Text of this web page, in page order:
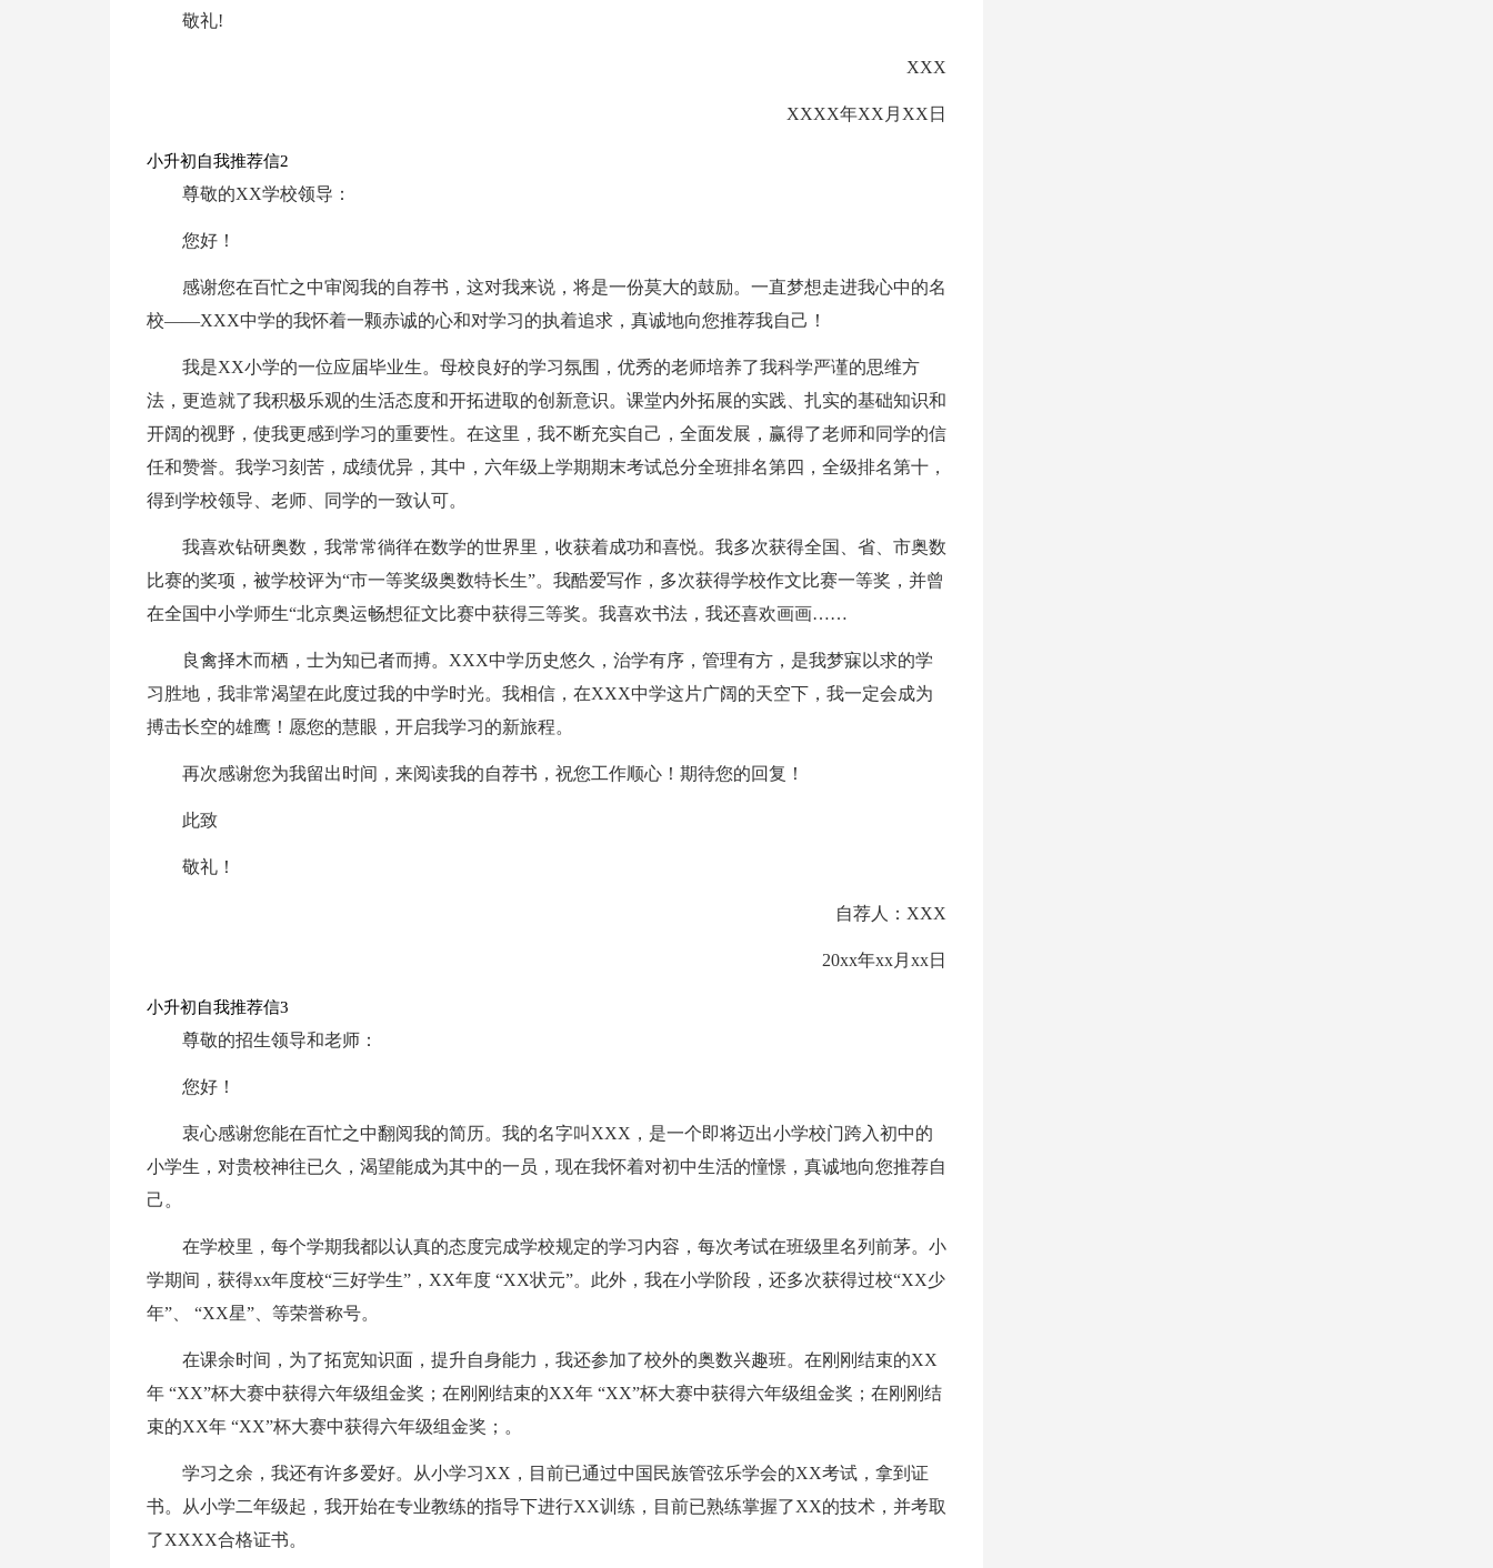
敬礼!
XXX
XXXX年XX月XX日
小升初自我推荐信2
尊敬的XX学校领导：
您好！
感谢您在百忙之中审阅我的自荐书，这对我来说，将是一份莫大的鼓励。一直梦想走进我心中的名
校——XXX中学的我怀着一颗赤诚的心和对学习的执着追求，真诚地向您推荐我自己！
我是XX小学的一位应届毕业生。母校良好的学习氛围，优秀的老师培养了我科学严谨的思维方
法，更造就了我积极乐观的生活态度和开拓进取的创新意识。课堂内外拓展的实践、扎实的基础知识和
开阔的视野，使我更感到学习的重要性。在这里，我不断充实自己，全面发展，赢得了老师和同学的信
任和赞誉。我学习刻苦，成绩优异，其中，六年级上学期期末考试总分全班排名第四，全级排名第十，
得到学校领导、老师、同学的一致认可。
我喜欢钻研奥数，我常常徜徉在数学的世界里，收获着成功和喜悦。我多次获得全国、省、市奥数
比赛的奖项，被学校评为“市一等奖级奥数特长生”。我酷爱写作，多次获得学校作文比赛一等奖，并曾
在全国中小学师生“北京奥运畅想征文比赛中获得三等奖。我喜欢书法，我还喜欢画画……
良禽择木而栖，士为知已者而搏。XXX中学历史悠久，治学有序，管理有方，是我梦寐以求的学
习胜地，我非常渴望在此度过我的中学时光。我相信，在XXX中学这片广阔的天空下，我一定会成为
搏击长空的雄鹰！愿您的慧眼，开启我学习的新旅程。
再次感谢您为我留出时间，来阅读我的自荐书，祝您工作顺心！期待您的回复！
此致
敬礼！
自荐人：XXX
20xx年xx月xx日
小升初自我推荐信3
尊敬的招生领导和老师：
您好！
衷心感谢您能在百忙之中翻阅我的简历。我的名字叫XXX，是一个即将迈出小学校门跨入初中的
小学生，对贵校神往已久，渴望能成为其中的一员，现在我怀着对初中生活的憧憬，真诚地向您推荐自
己。
在学校里，每个学期我都以认真的态度完成学校规定的学习内容，每次考试在班级里名列前茅。小
学期间，获得xx年度校“三好学生”，XX年度 “XX状元”。此外，我在小学阶段，还多次获得过校“XX少
年”、 “XX星”、等荣誉称号。
在课余时间，为了拓宽知识面，提升自身能力，我还参加了校外的奥数兴趣班。在刚刚结束的XX
年 “XX”杯大赛中获得六年级组金奖；在刚刚结束的XX年 “XX”杯大赛中获得六年级组金奖；在刚刚结
束的XX年 “XX”杯大赛中获得六年级组金奖；。
学习之余，我还有许多爱好。从小学习XX，目前已通过中国民族管弦乐学会的XX考试，拿到证
书。从小学二年级起，我开始在专业教练的指导下进行XX训练，目前已熟练掌握了XX的技术，并考取
了XXXX合格证书。